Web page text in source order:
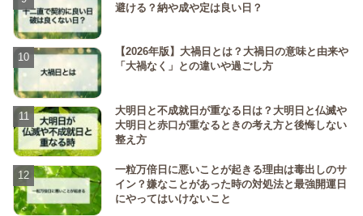
避ける？納や成や定は良い日？
【2026年版】大禍日とは？大禍日の意味と由来や
「大禍なく」との違いや過ごし方
大明日と不成就日が重なる日は？大明日と仏滅や
大明日と赤口が重なるときの考え方と後悔しない
整え方
一粒万倍日に悪いことが起きる理由は毒出しのサ
イン？嫌なことがあった時の対処法と最強開運日
にやってはいけないこと